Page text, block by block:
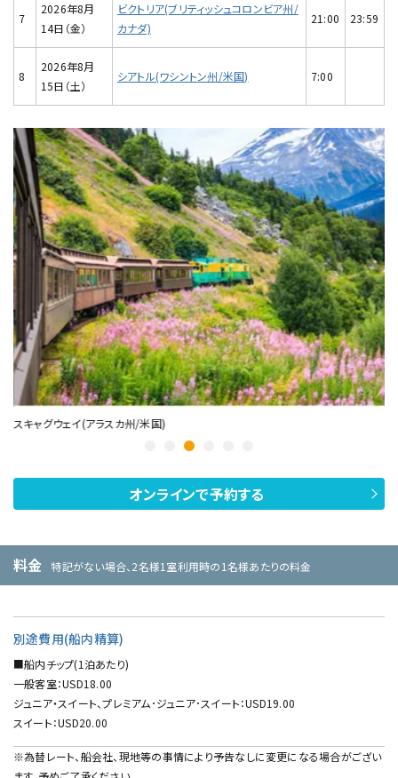
7
2026年8月
14日（金）
ビクトリア(ブリティッシュコロンビア州/
カナダ)
21:00 23:59
8
2026年8月
15日（土）
シアトル(ワシントン州/米国) 7:00
スキャグウェイ(アラスカ州/米国)
オンラインで予約する
料金 特記がない場合、2名様1室利用時の1名様あたりの料金
別途費用(船内精算)
■船内チップ(1泊あたり)
一般客室：USD18.00
ジュニア・スイート、プレミアム･ジュニア･スイート：USD19.00
スイート：USD20.00
※為替レート、船会社、現地等の事情により予告なしに変更になる場合がござい